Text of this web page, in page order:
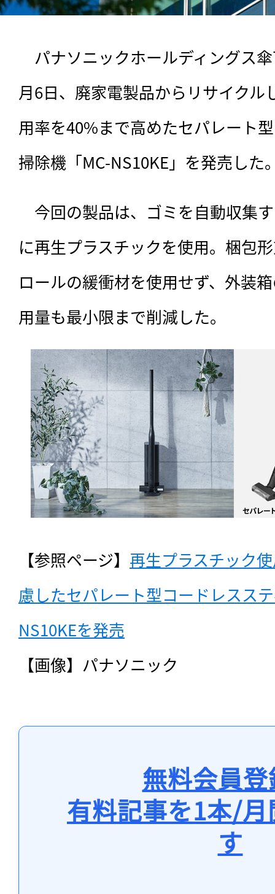
パナソニックホールディングス
月6日、廃家電製品からリサイクル
用率を40%まで高めたセパレート
掃除機「MC-NS10KE」を発売した
今回の製品は、ゴミを自動収集
に再生プラスチックを使用。梱包
ロールの緩衝材を使用せず、外装
用量も最小限まで削減した。
【参照ページ】 再生プラスチック
慮したセパレート型コードレスス
NS10KEを発売
【画像】パナソニック
無料会員
有料記事を1本/
す